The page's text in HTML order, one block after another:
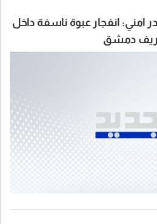
امني: انفجار عبوة ناسفة داخل
بريف دمشق